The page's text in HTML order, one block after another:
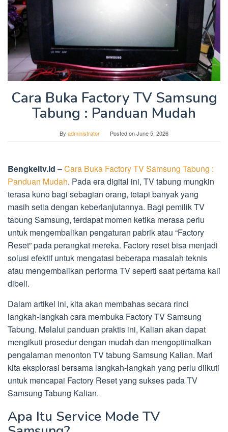
Cara Buka Factory TV Samsung
Tabung : Panduan Mudah
By administrator Posted onJune 5, 2026
Bengkeltv.id –Cara Buka Factory TV Samsung Tabung :
Panduan Mudah. Pada era digital ini, TV tabung mungkin
terasa kuno bagi sebagian orang, tetapi banyak yang
masih setia dengan keberlanjutannya. Bagi pemilik TV
tabung Samsung, terdapat momen ketika merasa perlu
untuk mengembalikan pengaturan pabrik atau “Factory
Reset” pada perangkat mereka. Factory reset bisa menjadi
solusi efektif untuk mengatasi beberapa masalah teknis
atau mengembalikan performa TV seperti saat pertama kali
dibeli.
Dalam artikel ini, kita akan membahas secara rinci
langkah-langkah cara membuka Factory TV Samsung
Tabung. Melalui panduan praktis ini, Kalian akan dapat
mengikuti prosedur dengan mudah dan mengoptimalkan
pengalaman menonton TV tabung Samsung Kalian. Mari
kita eksplorasi bersama langkah-langkah yang perlu diikuti
untuk mencapai Factory Reset yang sukses pada TV
Samsung Tabung Kalian.
Apa Itu Service Mode TV